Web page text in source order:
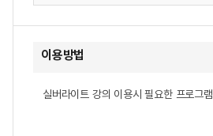
이용방법
실버라이트 강의 이용시 필요한 프로그램